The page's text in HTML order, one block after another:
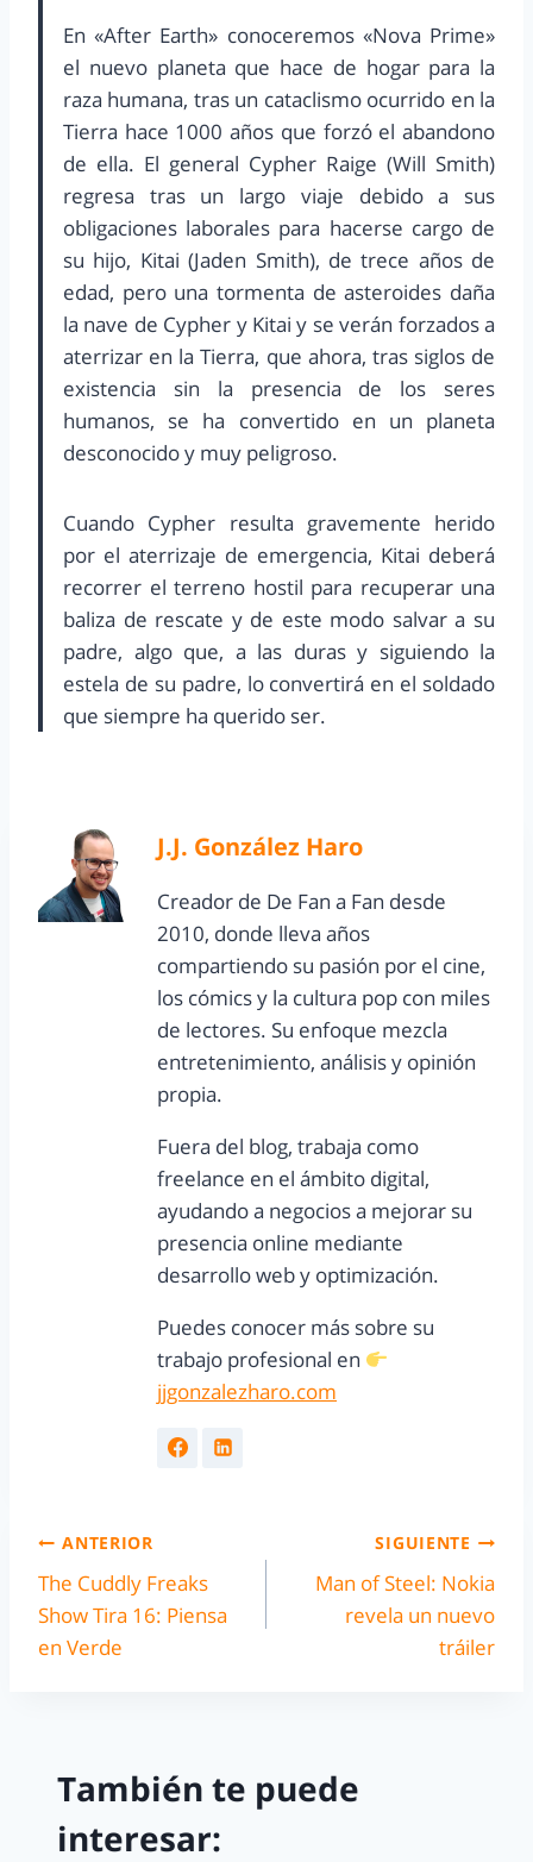
En «After Earth» conoceremos «Nova Prime»
el nuevo planeta que hace de hogar para la
raza humana, tras un cataclismo ocurrido en la
Tierra hace 1000 años que forzó el abandono
de ella. El general Cypher Raige (Will Smith)
regresa tras un largo viaje debido a sus
obligaciones laborales para hacerse cargo de
su hijo, Kitai (Jaden Smith), de trece años de
edad, pero una tormenta de asteroides daña
la nave de Cypher y Kitai y se verán forzados a
aterrizar en la Tierra, que ahora, tras siglos de
existencia sin la presencia de los seres
humanos, se ha convertido en un planeta
desconocido y muy peligroso.
Cuando Cypher resulta gravemente herido
por el aterrizaje de emergencia, Kitai deberá
recorrer el terreno hostil para recuperar una
baliza de rescate y de este modo salvar a su
padre, algo que, a las duras y siguiendo la
estela de su padre, lo convertirá en el soldado
que siempre ha querido ser.
J.J. González Haro
Creador de De Fan a Fan desde
2010, donde lleva años
compartiendo su pasión por el cine,
los cómics y la cultura pop con miles
de lectores. Su enfoque mezcla
entretenimiento, análisis y opinión
propia.
Fuera del blog, trabaja como
freelance en el ámbito digital,
ayudando a negocios a mejorar su
presencia online mediante
desarrollo web y optimización.
Puedes conocer más sobre su
trabajo profesional en
jjgonzalezharo.com
ANTERIOR
The Cuddly Freaks
Show Tira 16: Piensa
en Verde
SIGUIENTE
Man of Steel: Nokia
revela un nuevo
tráiler
También te puede
interesar: